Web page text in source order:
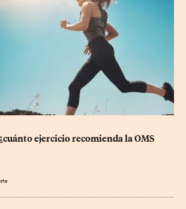
ejercicio recomienda la OMS